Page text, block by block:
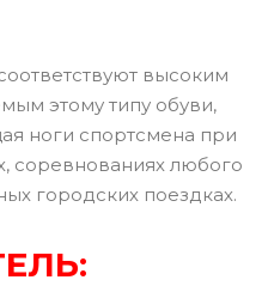
высоким
этому типу обуви,
ноги спортсмена при
соревнованиях любого
городских поездках.